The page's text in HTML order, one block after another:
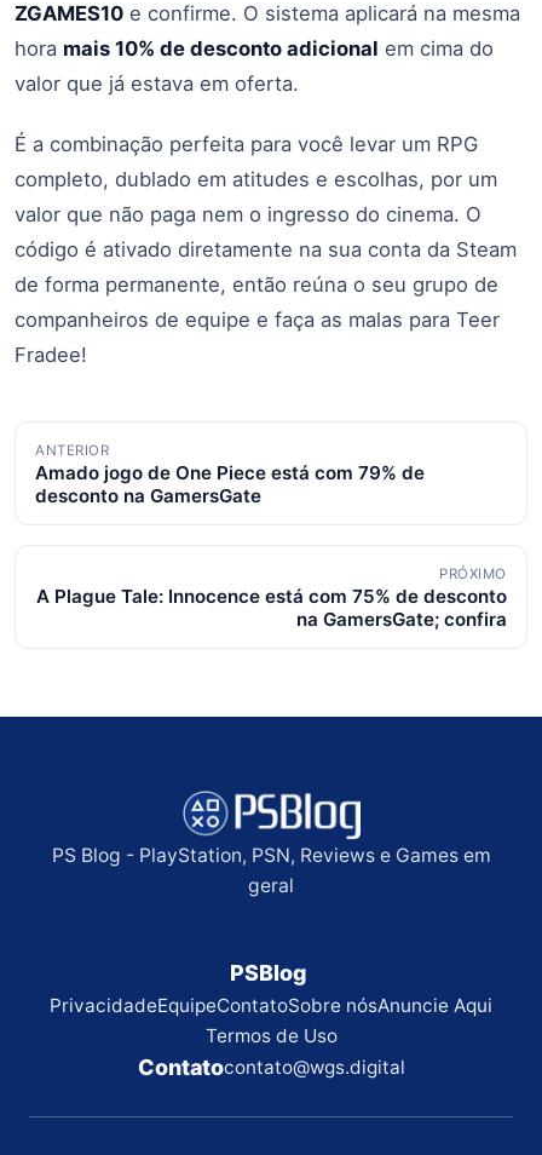
ZGAMES10 e confirme. O sistema aplicará na mesma
hora mais 10% de desconto adicional em cima do
valor que já estava em oferta.
É a combinação perfeita para você levar um RPG
completo, dublado em atitudes e escolhas, por um
valor que não paga nem o ingresso do cinema. O
código é ativado diretamente na sua conta da Steam
de forma permanente, então reúna o seu grupo de
companheiros de equipe e faça as malas para Teer
Fradee!
Navegação
de
posts
ANTERIOR
Amado jogo de One Piece está com 79% de
desconto na GamersGate
PRÓXIMO
A Plague Tale: Innocence está com 75% de desconto
na GamersGate; confira
PS Blog - PlayStation, PSN, Reviews e Games em
geral
PSBlog
PrivacidadeEquipeContatoSobre nósAnuncie Aqui
Termos de Uso
Contatocontato@wgs.digital